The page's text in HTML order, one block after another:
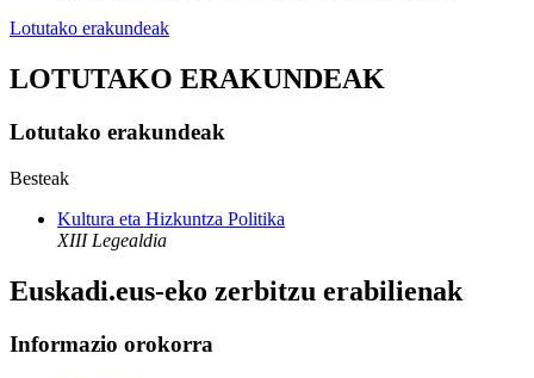
Lotutako erakundeak
LOTUTAKO ERAKUNDEAK
Lotutako erakundeak
Besteak
Kultura eta Hizkuntza Politika
XIII Legealdia
Euskadi.eus-eko zerbitzu erabilienak
Informazio orokorra